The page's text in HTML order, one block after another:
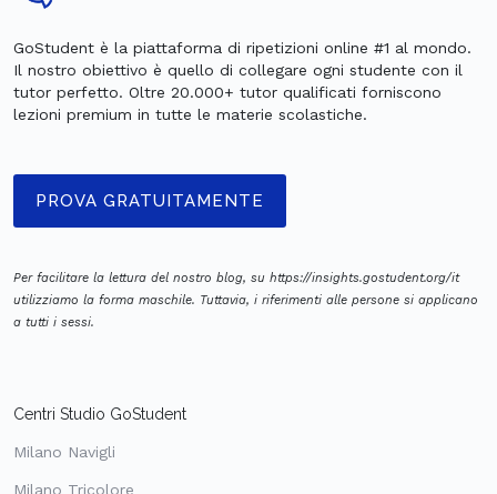
GoStudent è la piattaforma di ripetizioni online #1 al mondo.
Il nostro obiettivo è quello di collegare ogni studente con il
tutor perfetto. Oltre 20.000+ tutor qualificati forniscono
lezioni premium in tutte le materie scolastiche.
PROVA GRATUITAMENTE
Per facilitare la lettura del nostro blog, su https://insights.gostudent.org/it
utilizziamo la forma maschile. Tuttavia, i riferimenti alle persone si applicano
a tutti i sessi.
Centri Studio GoStudent
Milano Navigli
Milano Tricolore